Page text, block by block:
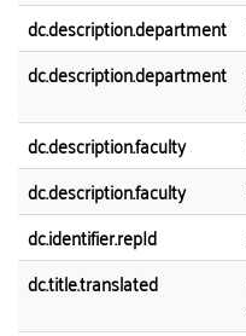
dc.description.department
dc.description.department
dc.description.faculty
dc.description.faculty
dc.identifier.repId
dc.title.translated